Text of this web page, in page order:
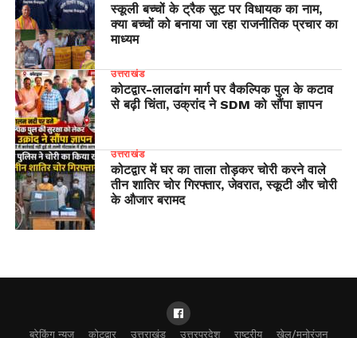
स्कूली बच्चों के ट्रैक सूट पर विधायक का नाम,
क्या बच्चों को बनाया जा रहा राजनीतिक प्रचार का
माध्यम
उत्तराखंड
​कोटद्वार-लालढांग मार्ग पर वैकल्पिक पुल के कटाव
से बढ़ी चिंता, उक्रांद ने SDM को सौंपा ज्ञापन
उत्तराखंड
कोटद्वार में घर का ताला तोड़कर चोरी करने वाले
तीन शातिर चोर गिरफ्तार, जेवरात, स्कूटी और चोरी
के औजार बरामद
ब्रेकिंग न्यूज कोटद्वार उत्तराखंड उत्तरप्रदेश राष्ट्रीय खेल/मनोरंजन